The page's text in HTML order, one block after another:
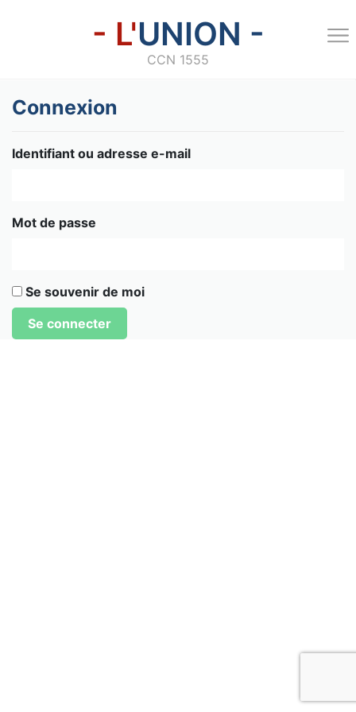
- L'UNION -
CCN 1555
Connexion
Identifiant ou adresse e-mail
Mot de passe
Se souvenir de moi